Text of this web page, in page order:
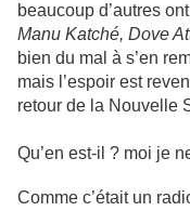
beaucoup d’autres
Manu Katché, Dove
bien du mal à s’en
mais l’espoir est
retour de la Nouvelle
Qu’en est-il ? moi je
Comme c’était un